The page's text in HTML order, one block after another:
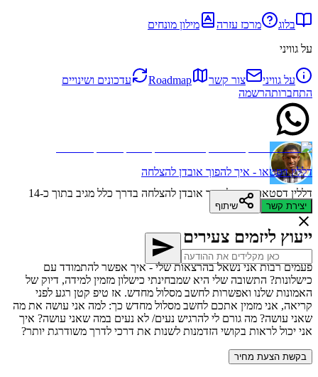
בלוג מרכז עזרה
מילון מונחים
על גוויני
על גוויני צור קשר Roadmap
עדכונים ושינויים
התחברותהרשמה
דללין דסטאו - איך להפוך אובדן להצלחה
בדרך כלל מגיב בתוך כ-14
דקות
דללין דסטאו - איך להפוך אובדן להצלחה
יצירת קשר שיתוף
ייעוץ ליזמים צעירים
פעמים רבות אני נשאל בהרצאות שלי - איך אפשר להתמודד עם
כישלונות? התשובה שלי היא שמבחינתי כישלון מזמין למידה, דיוק של
האמונות שלנו ואפשרות לחשב מסלול מחדש. אז טיפ קטן רגע לפני
קריאה, אני מזמין אתכם לחשב מסלול מחדש כך: למה אני עושה את מה
שאני עושה? מה גורם לי להרגיש נעים/ לא נעים במה שאני עושה? איך
אני יכול לראות בקושי הזדמנות לשנות את דרכי לדרך משודרגת יותר?
בקשת הצעת מחיר